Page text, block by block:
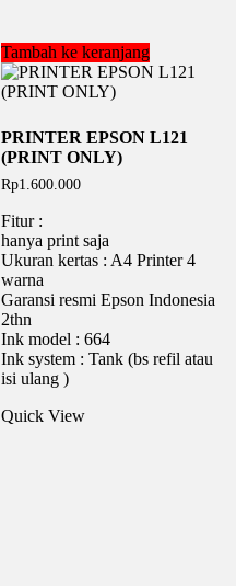
Tambah ke keranjang
PRINTER EPSON L121
(PRINT ONLY)
Rp1.600.000
Fitur :
hanya print saja
Ukuran kertas : A4 Printer 4
warna
Garansi resmi Epson Indonesia
2thn
Ink model : 664
Ink system : Tank (bs refil atau
isi ulang )
Quick View